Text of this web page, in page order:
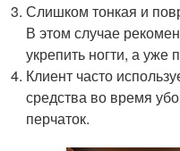
Слишком тонкая и
В этом случае
укрепить ногти, а уже
Клиент часто
средства во время
перчаток.